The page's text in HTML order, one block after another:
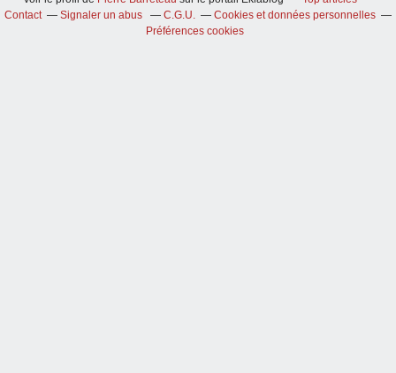
Contact
Signaler un abus C.G.U.
Cookies et données personnelles
Préférences cookies